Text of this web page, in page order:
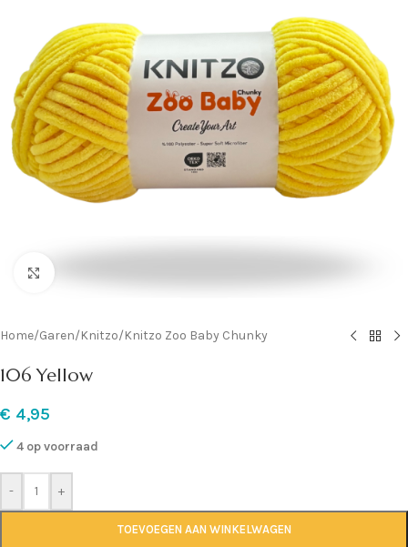
Klik om te vergroten
Home/Garen/Knitzo/Knitzo Zoo Baby Chunky
106 Yellow
€ 4,95
4 op voorraad
- +
TOEVOEGEN AAN WINKELWAGEN